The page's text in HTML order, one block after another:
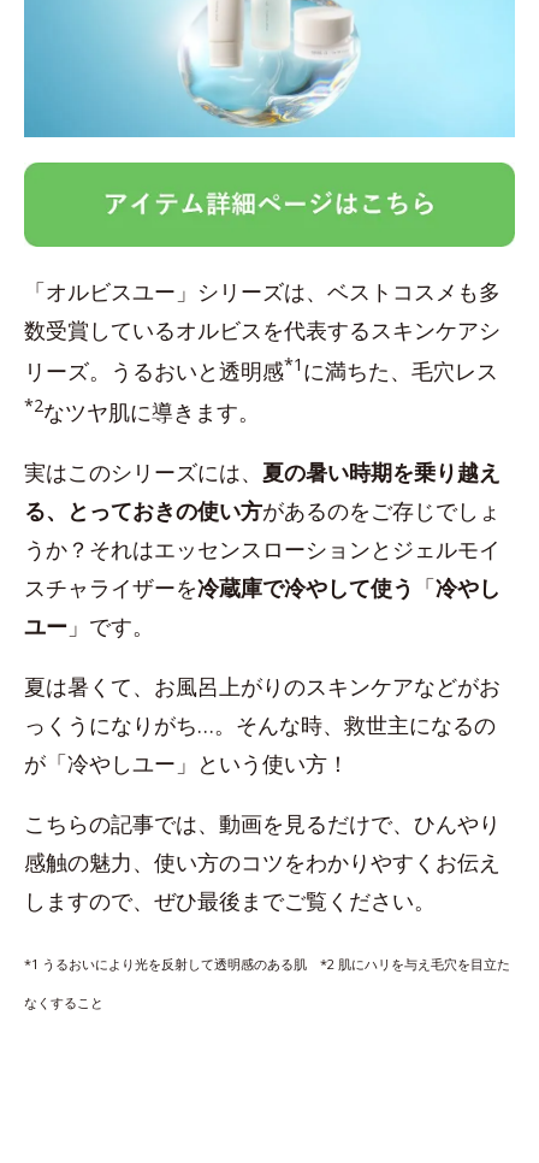
「オルビスユー」シリーズは、ベストコスメも多
数受賞しているオルビスを代表するスキンケアシ
リーズ。うるおいと透明感*1 に満ちた、毛穴レス
*2なツヤ肌に導きます。
実はこのシリーズには、 夏の暑い時期を乗り越え
る、とっておきの使い方があるのをご存じでしょ
うか？それはエッセンスローションとジェルモイ
スチャライザーを冷蔵庫で冷やして使う 「冷やし
ユー 」です。
夏は暑くて、お風呂上がりのスキンケアなどがお
っくうになりがち…。そんな時、救世主になるの
が「冷やしユー」という使い方！
こちらの記事では、動画を見るだけで、ひんやり
感触の魅力、使い方のコツをわかりやすくお伝え
しますので、ぜひ最後までご覧ください。
*1 うるおいにより光を反射して透明感のある肌 *2 肌にハリを与え毛穴を目立た
なくすること